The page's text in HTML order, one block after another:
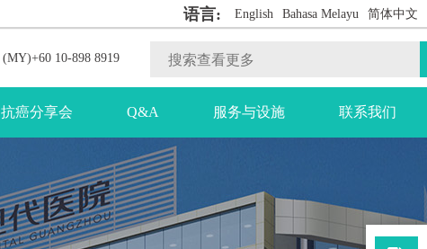
语言: English Bahasa Melayu 简体中文
(MY)+60 10-898 8919
抗癌分享会 Q&A 服务与设施 联系我们